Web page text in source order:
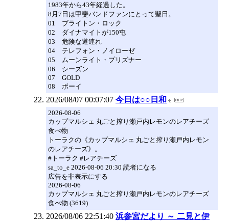
1983年から43年経過した。
8月7日は甲斐バンドファンにとって聖日。
01 ブライトン・ロック
02 ダイナマイトが150屯
03 危険な道連れ
04 テレフォン・ノイローゼ
05 ムーンライト・プリズナー
06 シーズン
07 GOLD
08 ボーイ
2026/08/07 00:07:07 今日は○○日和
2026-08-06
カップマルシェ 丸ごと搾り瀬戸内レモンのレアチーズ
食べ物
トーラクの《カップマルシェ 丸ごと搾り瀬戸内レモン
のレアチーズ》。
#トーラク #レアチーズ
sa_to_e 2026-08-06 20:30 読者になる
広告を非表示にする
2026-08-06
カップマルシェ 丸ごと搾り瀬戸内レモンのレアチーズ
食べ物 (3619)
2026/08/06 22:51:40 浜参宮だより ～ 二見と伊